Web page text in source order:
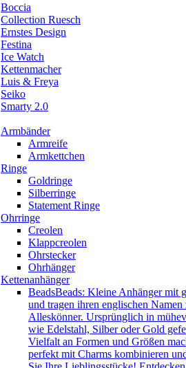
Boccia
Collection Ruesch
Ernstes Design
Festina
Ice Watch
Kettenmacher
Luis & Freya
Seiko
Smarty 2.0
Armbänder
Armreife
Armkettchen
Ringe
Goldringe
Silberringe
Statement Ringe
Ohrringe
Creolen
Klappcreolen
Ohrstecker
Ohrhänger
Kettenanhänger
BeadsBeads: Kleine Anhänger mit
und tragen ihren englischen
Alleskönner. Ursprünglich in
wie Edelstahl, Silber oder Gold
Vielfalt an Formen und Größen
perfekt mit Charms kombinieren